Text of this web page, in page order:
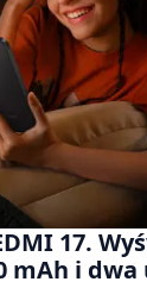
17.
mAh i dwa